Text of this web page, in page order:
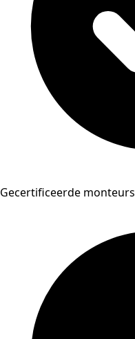
Gecertificeerde monteurs